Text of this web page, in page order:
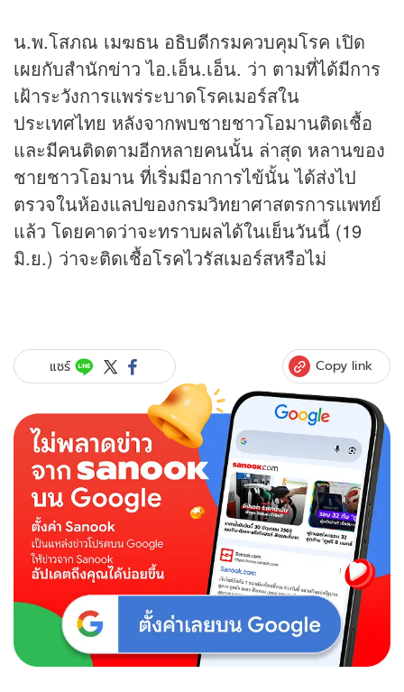
น.พ.โสภณ เมฆธน อธิบดีกรมควบคุมโรค เปิด
เผยกับสำนักข่าวไอ.เอ็น.เอ็น. ว่า ตามที่ได้มีการ
เฝ้าระวังการแพร่ระบาดโรคเมอร์สใน
ประเทศไทย หลังจากพบชายชาวโอมานติดเชื้อ
และมีคนติดตามอีกหลายคนนั้น ล่าสุด หลานของ
ชายชาวโอมาน ที่เริ่มมีอาการไข้นั้น ได้ส่งไป
ตรวจในห้องแลปของกรมวิทยาศาสตรการแพทย์
แล้ว โดยคาดว่าจะทราบผลได้ในเย็นวันนี้ (19
มิ.ย.) ว่าจะติดเชื้อโรคไวรัสเมอร์สหรือไม่
แชร์ Copy link